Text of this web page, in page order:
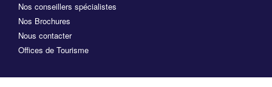
Nos conseillers spécialistes
Nos Brochures
Nous contacter
Offices de Tourisme